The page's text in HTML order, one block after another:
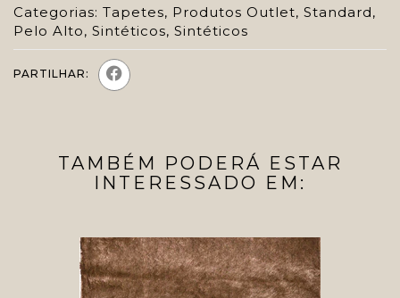
Categorias: Tapetes, Produtos Outlet, Standard,
Pelo Alto, Sintéticos, Sintéticos
PARTILHAR:
TAMBÉM PODERÁ ESTAR
INTERESSADO EM: